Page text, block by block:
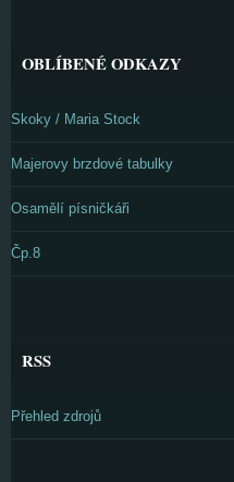
OBLÍBENÉ ODKAZY
Skoky / Maria Stock
Majerovy brzdové tabulky
Osamělí písničkáři
Čp.8
RSS
Přehled zdrojů